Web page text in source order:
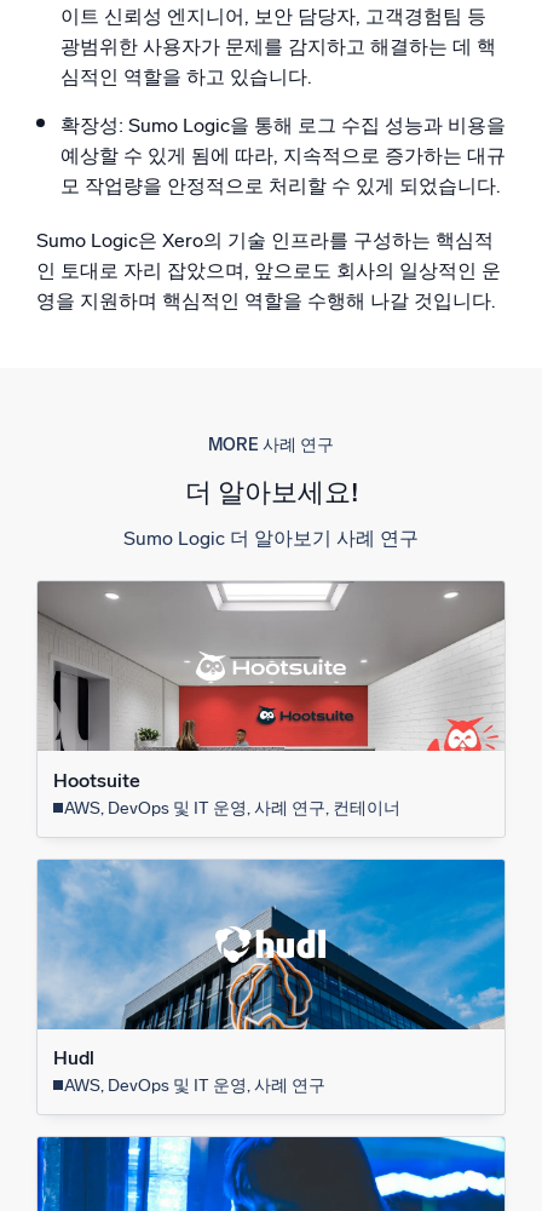
이트 신뢰성 엔지니어, 보안 담당자, 고객경험팀 등
광범위한 사용자가 문제를 감지하고 해결하는 데 핵
심적인 역할을 하고 있습니다.
확장성: Sumo Logic을 통해 로그 수집 성능과 비용을
예상할 수 있게 됨에 따라, 지속적으로 증가하는 대규
모 작업량을 안정적으로 처리할 수 있게 되었습니다.
Sumo Logic은 Xero의 기술 인프라를 구성하는 핵심적
인 토대로 자리 잡았으며, 앞으로도 회사의 일상적인 운
영을 지원하며 핵심적인 역할을 수행해 나갈 것입니다.
MORE 사례 연구
더 알아보세요!
Sumo Logic 더 알아보기 사례 연구
Hootsuite
AWS, DevOps 및 IT 운영, 사례 연구, 컨테이너
Hudl
AWS, DevOps 및 IT 운영, 사례 연구